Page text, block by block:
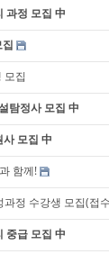
과정 모집 中
모집
탐정사 모집 中
모집 中
함께!
정 수강생 모집(접
중급 모집 中